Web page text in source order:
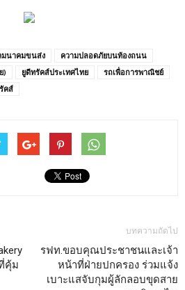
นาคมขนส่ง
ความปลอดภัยบนท้องถนน
)
ยูดีทรัคส์ประเทศไทย
รถเพื่อการพาณิชย์
คส์
คุ้ม
บทความถัดไป
รฟท.ขอบคุณประชาชนและเจ้า
หน้าที่ฝ่ายปกครอง ร่วมแจ้ง
เบาะแสจับกุมผู้ลักลอบขุดสาย